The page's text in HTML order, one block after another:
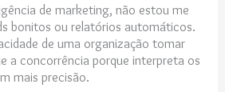
de marketing, não estou me
bonitos ou relatórios automáticos.
de uma organização tomar
a concorrência porque interpreta os
mais precisão.